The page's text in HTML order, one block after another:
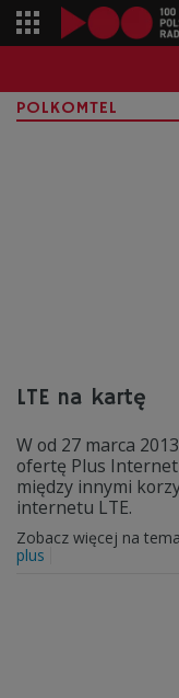
POLKOMTEL
LTE na kartę
W od 27 marca
ofertę Plus
między innymi
internetu LTE.
Zobacz więcej na
plus